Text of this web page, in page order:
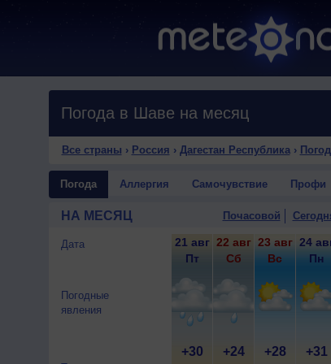
Погода в Шаве на месяц
Все страны › Россия › Дагестан Республика›
Погода Аллергия Самочувствие Профи
НА МЕСЯЦ Почасовой
Дата
Погодные
явления
21 авг
Пт
+30
22 авг
Сб
+24
23 авг
Вс
+28
24
Пн
+31